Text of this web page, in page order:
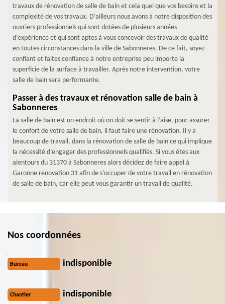
travaux de rénovation de salle de bain et cela quel que vos besoins et la
complexité de vos travaux. D’ailleurs nous avons à notre disposition des
ouvriers professionnels qui sont dotées de plusieurs années
d’expérience et qui sont aptes à vous concevoir des travaux de qualité
en toutes circonstances dans la ville de Sabonneres. De ce fait, soyez
confiant et faites confiance à notre entreprise peu importe la
superficie de la surface à travailler. Après notre intervention, votre
salle de bain sera performante.
Passer à des travaux et rénovation salle de bain à
Sabonneres
La salle de bain est un endroit où on doit se sentir à l’aise, pour assurer
le confort de votre salle de bain, il faut faire une rénovation. Il y a
beaucoup de travail, dans la rénovation de salle de bain ce qui implique
la nécessité d’engager des professionnels qualifiés. Si vous êtes aux
alentours du 31370 à Sabonneres alors décidez de faire appel à
Garonne renovation 31 afin de s’occuper de votre travail en rénovation
de salle de bain, car elle peut vous garantir un travail de qualité.
Nos coordonnées
Bureau indisponible
Chantier indisponible